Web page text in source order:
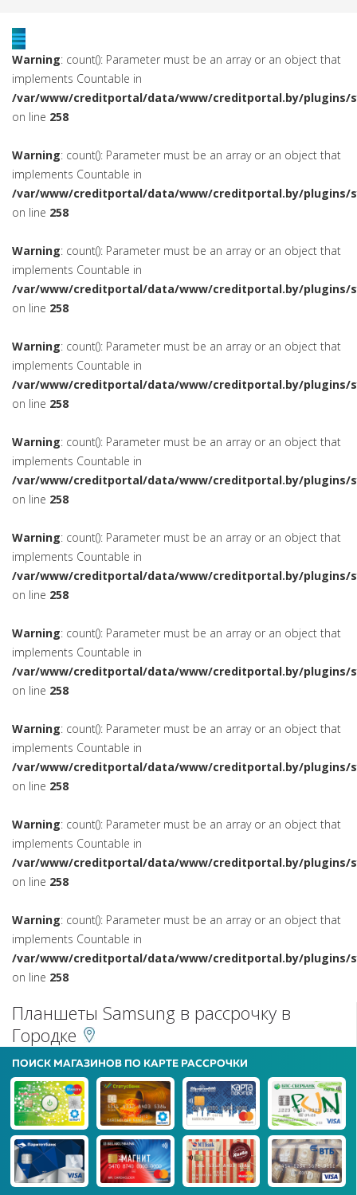
Warning: count(): Parameter must be an array or an object that
implements Countable in
/var/www/creditportal/data/www/creditportal.by/plugins/
on line 258
Warning: count(): Parameter must be an array or an object that
implements Countable in
/var/www/creditportal/data/www/creditportal.by/plugins/
on line 258
Warning: count(): Parameter must be an array or an object that
implements Countable in
/var/www/creditportal/data/www/creditportal.by/plugins/
on line 258
Warning: count(): Parameter must be an array or an object that
implements Countable in
/var/www/creditportal/data/www/creditportal.by/plugins/
on line 258
Warning: count(): Parameter must be an array or an object that
implements Countable in
/var/www/creditportal/data/www/creditportal.by/plugins/
on line 258
Warning: count(): Parameter must be an array or an object that
implements Countable in
/var/www/creditportal/data/www/creditportal.by/plugins/
on line 258
Warning: count(): Parameter must be an array or an object that
implements Countable in
/var/www/creditportal/data/www/creditportal.by/plugins/
on line 258
Warning: count(): Parameter must be an array or an object that
implements Countable in
/var/www/creditportal/data/www/creditportal.by/plugins/
on line 258
Warning: count(): Parameter must be an array or an object that
implements Countable in
/var/www/creditportal/data/www/creditportal.by/plugins/
on line 258
Warning: count(): Parameter must be an array or an object that
implements Countable in
/var/www/creditportal/data/www/creditportal.by/plugins/
on line 258
Планшеты Samsung в рассрочку в
Городке
ПОИСК МАГАЗИНОВ ПО КАРТЕ РАССРОЧКИ